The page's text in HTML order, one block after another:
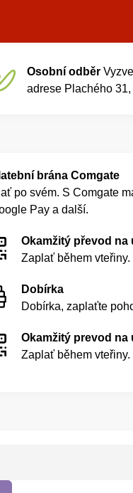
Osobní odběr
adrese Plachého
brána Comgate
po svém. S Comgate
Pay a další.
Okamžitý převod na
Zaplať během
Dobírka
Dobírka, zaplaťte
Okamžitý prevod na
Zaplať během